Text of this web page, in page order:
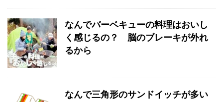
なんでバーベキューの料理はおいし
く感じるの？ 脳のブレーキが外れ
るから
なんで三角形のサンドイッチが多い